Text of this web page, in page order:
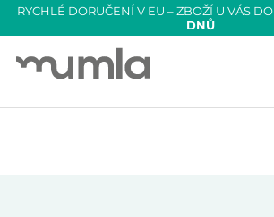
RYCHLÉ DORUČENÍ V EU – ZBOŽÍ U VÁS DO
DNŮ